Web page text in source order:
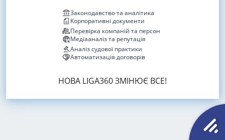
Законодавство та аналітика
Корпоративні документи
Перевірка компаній та персон
Медіааналіз та репутація
Аналіз судової практики
Автоматизація договорів
НОВА LIGA360 ЗМІНЮЄ ВСЕ!